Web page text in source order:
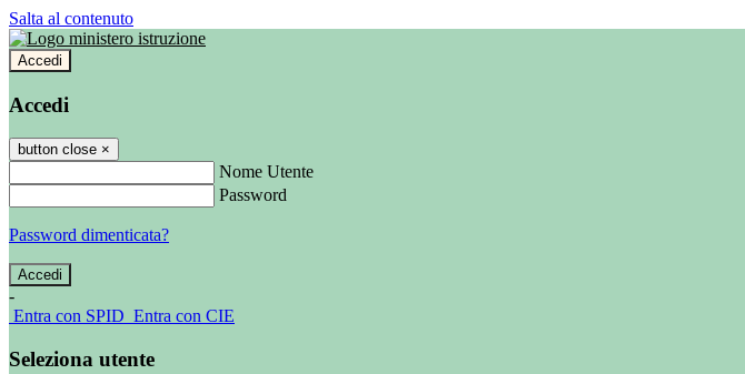
Salta al contenuto
Accedi
Accedi
button close ×
Nome Utente
Password
Password dimenticata?
-
Entra con SPID Entra con CIE
Seleziona utente